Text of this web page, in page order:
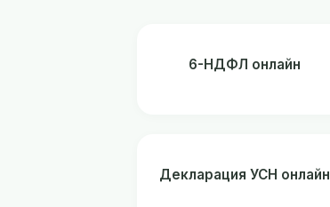
6-НДФЛ онлайн
Декларация УСН онлайн